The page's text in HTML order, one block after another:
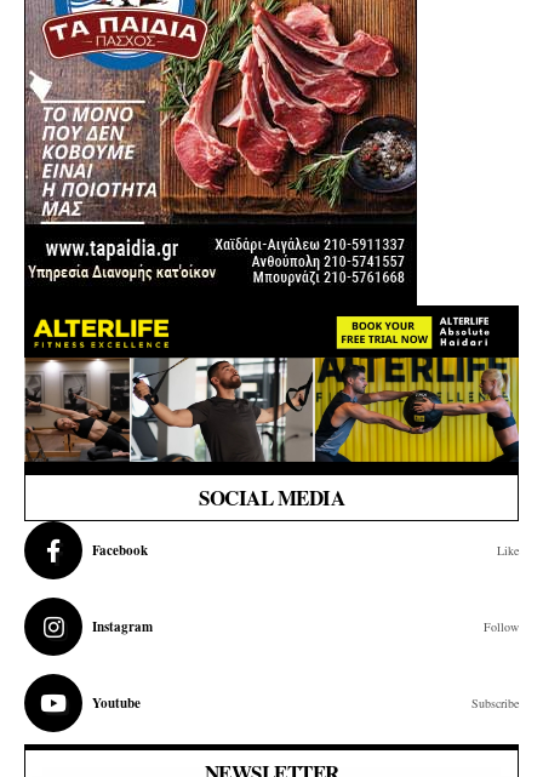
SOCIAL MEDIA
Facebook Like
Instagram Follow
Youtube Subscribe